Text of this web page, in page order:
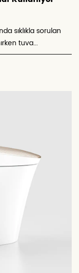
sıklıkla sorulan
tuva...